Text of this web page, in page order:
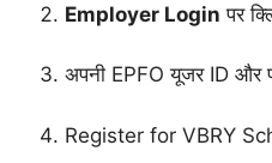
Employer Login पर
अपनी EPFO यूजर ID और
Register for VBRY